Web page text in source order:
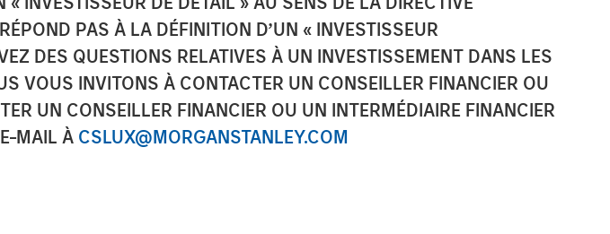
PAS À LA DÉFINITION D’UN « INVESTISSEUR
DES QUESTIONS RELATIVES À UN INVESTISSEMENT DANS LES
VOUS INVITONS À CONTACTER UN CONSEILLER FINANCIER OU
UN CONSEILLER FINANCIER OU UN INTERMÉDIAIRE FINANCIER
MAIL À CSLUX@MORGANSTANLEY.COM